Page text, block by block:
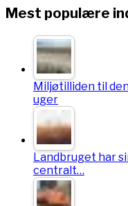
Mest populære
Miljøtilliden til
uger
Landbruget har
centralt…